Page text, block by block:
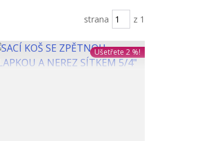
strana z 1
Ušetřete 2 %!